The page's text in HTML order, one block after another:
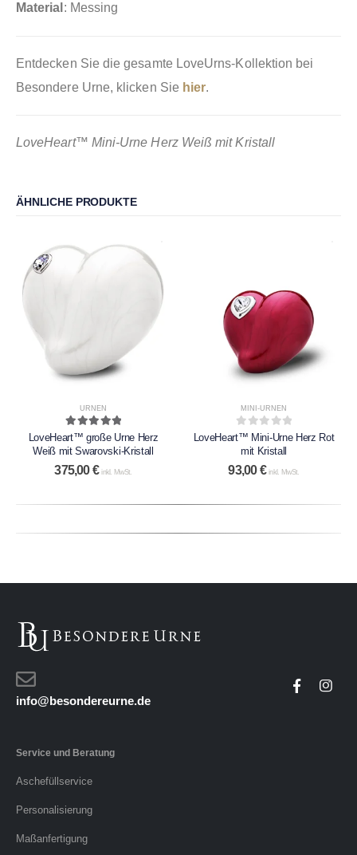
Material : Messing
Entdecken Sie die gesamte LoveUrns-Kollektion bei
Besondere Urne, klicken Sie hier.
LoveHeart™ Mini-Urne Herz Weiß mit Kristall
ÄHNLICHE PRODUKTE
URNEN
5.00 out of 5
LoveHeart™ große Urne Herz
Weiß mit Swarovski-Kristall
375,00€ inkl. MwSt.
MINI-URNEN
0out of 5
LoveHeart™ Mini-Urne Herz Rot
mit Kristall
93,00€ inkl. MwSt.
info@besondereurne.de
Service und Beratung
Aschefüllservice
Personalisierung
Maßanfertigung